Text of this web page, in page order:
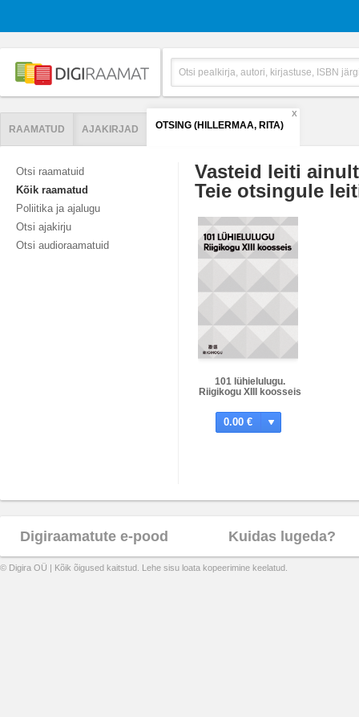
RAAMATUD AJAKIRJAD OTSING (HILLERMAA, RITA)
X
Otsi raamatuid
Kõik raamatud
Poliitika ja ajalugu
Otsi ajakirju
Otsi audioraamatuid
Vasteid leiti
Teie otsingule
101 lühielulugu.
Riigikogu XIII koosseis
0.00 €
Digiraamatute e-pood Kuidas lugeda?
© Digira OÜ | Kõik õigused kaitstud. Lehe sisu loata kopeerimine keelatud.